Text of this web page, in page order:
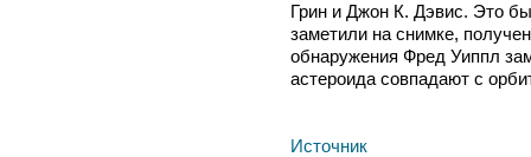
Грин и Джон К. Дэвис. Это
заметили на снимке,
обнаружения Фред Уиппл
астероида совпадают с
Источник